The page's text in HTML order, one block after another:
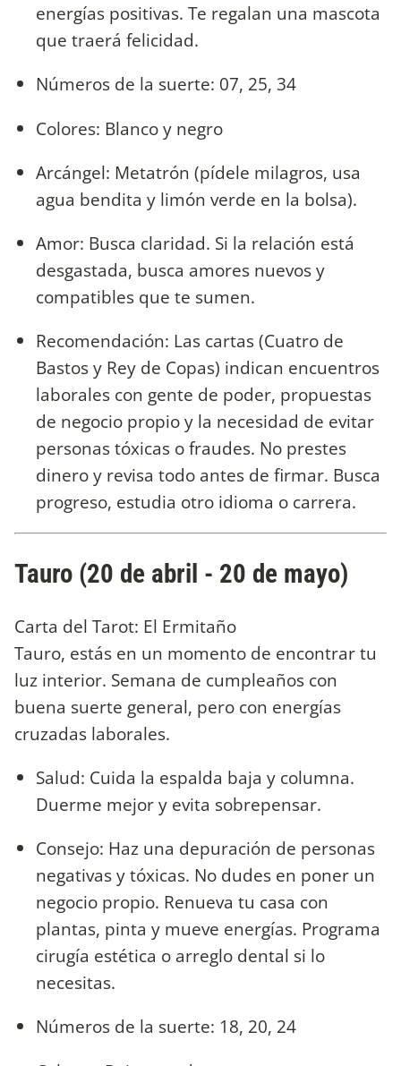
energías positivas. Te regalan una mascota
que traerá felicidad.
Números de la suerte: 07, 25, 34
Colores: Blanco y negro
Arcángel: Metatrón (pídele milagros, usa
agua bendita y limón verde en la bolsa).
Amor: Busca claridad. Si la relación está
desgastada, busca amores nuevos y
compatibles que te sumen.
Recomendación: Las cartas (Cuatro de
Bastos y Rey de Copas) indican encuentros
laborales con gente de poder, propuestas
de negocio propio y la necesidad de evitar
personas tóxicas o fraudes. No prestes
dinero y revisa todo antes de firmar. Busca
progreso, estudia otro idioma o carrera.
Tauro (20 de abril - 20 de mayo)
Carta del Tarot: El Ermitaño
Tauro, estás en un momento de encontrar tu
luz interior. Semana de cumpleaños con
buena suerte general, pero con energías
cruzadas laborales.
Salud: Cuida la espalda baja y columna.
Duerme mejor y evita sobrepensar.
Consejo: Haz una depuración de personas
negativas y tóxicas. No dudes en poner un
negocio propio. Renueva tu casa con
plantas, pinta y mueve energías. Programa
cirugía estética o arreglo dental si lo
necesitas.
Números de la suerte: 18, 20, 24